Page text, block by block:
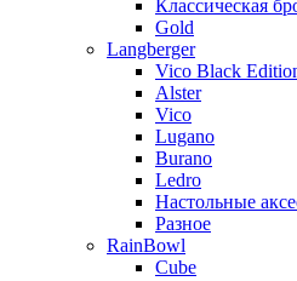
Классическая
Gold
Langberger
Vico Black
Alster
Vico
Lugano
Burano
Ledro
Настольные
Разное
RainBowl
Cube